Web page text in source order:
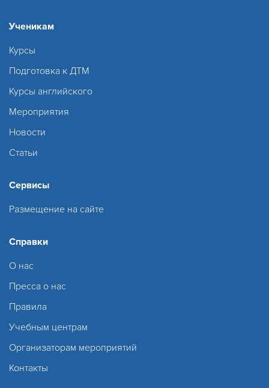
Ученикам
Курсы
Подготовка к ДТМ
Курсы английского
Мероприятия
Новости
Статьи
Сервисы
Размещение на сайте
Справки
О нас
Пресса о нас
Правила
Учебным центрам
Организаторам мероприятий
Контакты